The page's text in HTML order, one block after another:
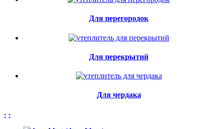
Для перегородок
Для перекрытий
Для чердака
‹ ›